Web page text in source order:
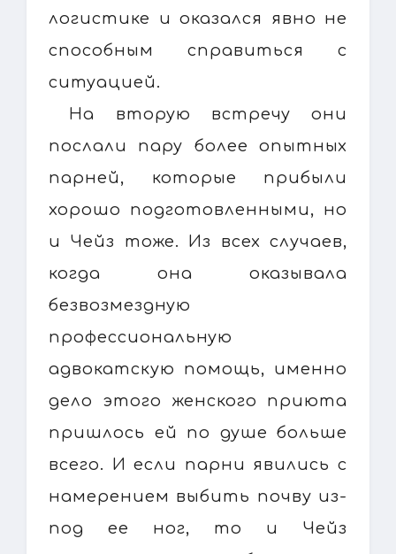
логистике и оказался явно не
способным справиться с
ситуацией.
На вторую встречу они
послали пару более опытных
парней, которые прибыли
хорошо подготовленными, но
и Чейз тоже. Из всех случаев,
когда она оказывала
безвозмездную
профессиональную
адвокатскую помощь, именно
дело этого женского приюта
пришлось ей по душе больше
всего. И если парни явились с
намерением выбить почву из-
под ее ног, то и Чейз